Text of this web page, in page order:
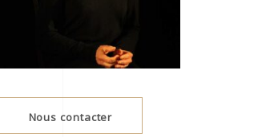
Nous contacter